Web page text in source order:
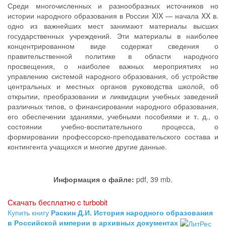
Среди многочисленных и разнообразных источников но
истории народного образования в России XIX — начала XX в.
одно из важнейших мест занимают материалы высших
государственных учреждений. Эти материалы в наиболее
концентрированном виде содержат сведения о
правительственной политике в области народного
просвещения, о наиболее важных мероприятиях но
управлению системой народного образования, об устройстве
центральных и местных органов руководства школой, об
открытии, преобразовании и ликвидации учебных заведений
различных типов, о финансировании народного образования,
его обеспечении зданиями, учебными пособиями и т. д., о
состоянии учебно-воспитательного процесса, о
формировании профессорско-преподавательского состава и
контингента учащихся и многие другие данные.
Информация о файле: pdf, 39 mb.
Скачать бесплатно c turbobit
Купить книгу Раскин Д.И. История народного образования
в Российской империи в архивных документах